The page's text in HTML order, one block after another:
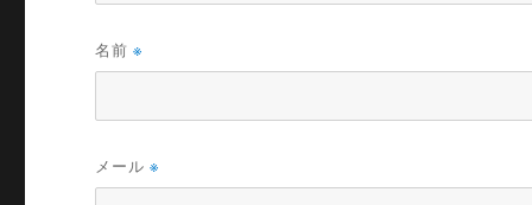
名前※
メール※